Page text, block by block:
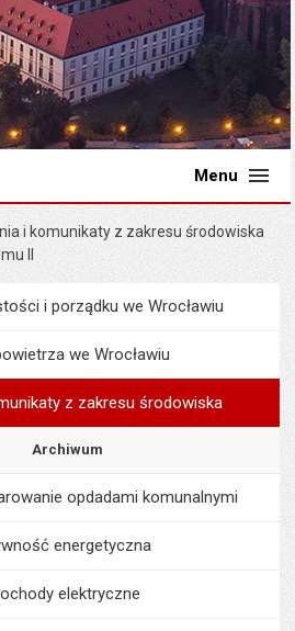
Menu
i komunikaty z zakresu środowiska
II
MenuŚrodowisko i ekologia
i porządku we Wrocławiu
we Wrocławiu
z zakresu środowiska
Archiwum
opdadami komunalnymi
energetyczna
elektryczne